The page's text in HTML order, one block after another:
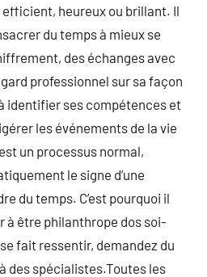
heureux ou brillant. Il
du temps à mieux se
des échanges avec
professionnel sur sa façon
identifier ses compétences et
les événements de la vie
un processus normal,
le signe d’une
du temps. C’est pourquoi il
à être philanthrope dos soi-
fait ressentir, demandez du
des spécialistes.Toutes les